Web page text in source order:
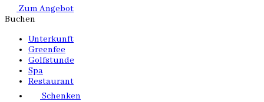
Zum Angebot
Buchen
Unterkunft
Greenfee
Golfstunde
Spa
Restaurant
Schenken